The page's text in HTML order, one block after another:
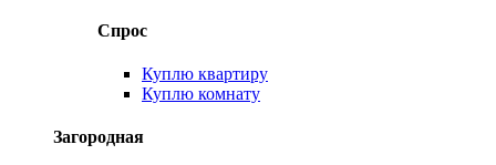
Спрос
Куплю квартиру
Куплю комнату
Загородная